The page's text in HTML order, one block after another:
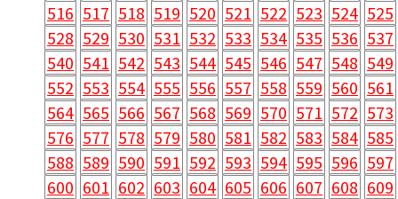
516 517 518 519 520 521 522 523 524 525
528 529 530 531 532 533 534 535 536 537
540 541 542 543 544 545 546 547 548 549
552 553 554 555 556 557 558 559 560 561
564 565 566 567 568 569 570 571 572 573
576 577 578 579 580 581 582 583 584 585
588 589 590 591 592 593 594 595 596 597
600 601 602 603 604 605 606 607 608 609